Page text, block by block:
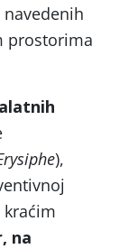
prostorima
),
na